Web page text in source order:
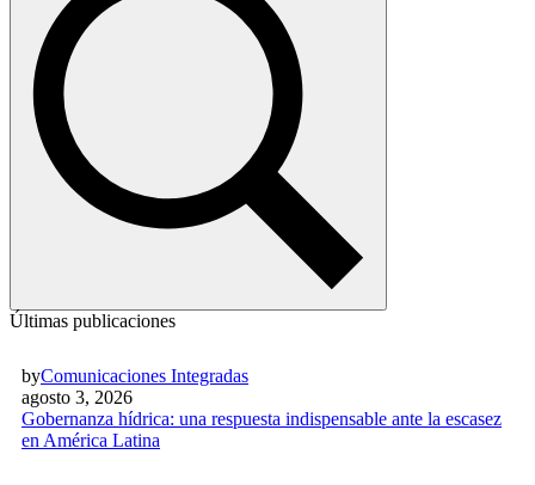
Últimas publicaciones
byComunicaciones Integradas
agosto 3, 2026
Gobernanza hídrica: una respuesta indispensable ante la escasez
en América Latina